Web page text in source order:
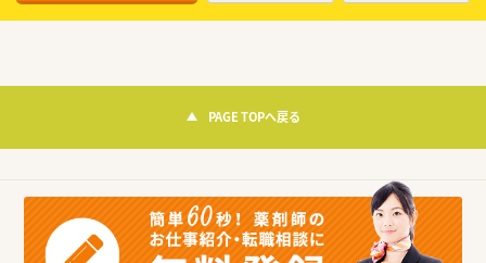
PAGE TOPへ戻る